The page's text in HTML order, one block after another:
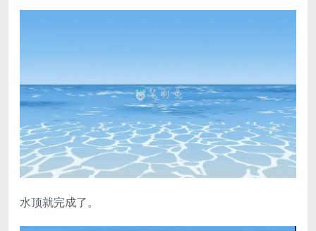
水顶就完成了。